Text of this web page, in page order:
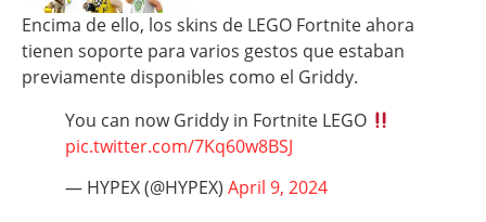
Encima de ello, los skins de LEGO Fortnite ahora
tienen soporte para varios gestos que estaban
previamente disponibles como el Griddy.
You can now Griddy in Fortnite LEGO
pic.twitter.com/7Kq60w8BSJ
— HYPEX (@HYPEX) April 9, 2024